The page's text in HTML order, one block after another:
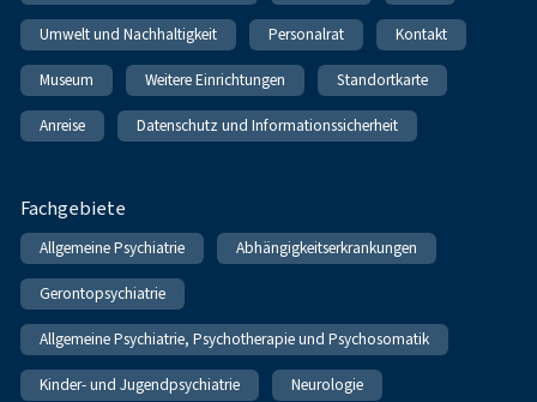
Umwelt und Nachhaltigkeit Personalrat Kontakt
Museum Weitere Einrichtungen Standortkarte
Anreise Datenschutz und Informationssicherheit
Fachgebiete
Allgemeine Psychiatrie Abhängigkeitserkrankungen
Gerontopsychiatrie
Allgemeine Psychiatrie, Psychotherapie und Psychosomatik
Kinder- und Jugendpsychiatrie Neurologie